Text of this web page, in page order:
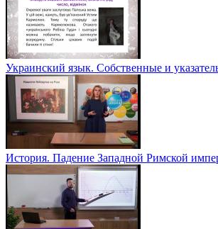
Украинский язык. Собственные и
История. Падение Западной Римской